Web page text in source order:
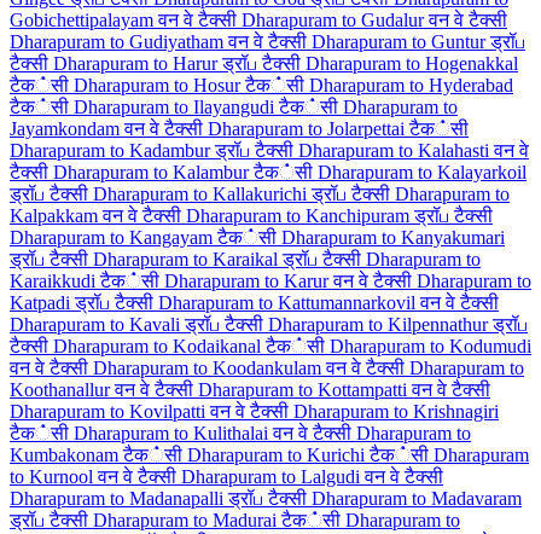
Gobichettipalayam वन वे टैक्सी Dharapuram to Gudalur वन वे टैक्सी
Dharapuram to Gudiyatham वन वे टैक्सी Dharapuram to Guntur ड्रॉப
टैक्सी Dharapuram to Harur ड्रॉப टैक्सी Dharapuram to Hogenakkal
टैक்सी Dharapuram to Hosur टैक்सी Dharapuram to Hyderabad
टैक்सी Dharapuram to Ilayangudi टैक்सी Dharapuram to
Jayamkondam वन वे टैक्सी Dharapuram to Jolarpettai टैक்सी
Dharapuram to Kadambur ड्रॉப टैक्सी Dharapuram to Kalahasti वन वे
टैक्सी Dharapuram to Kalambur टैक்सी Dharapuram to Kalayarkoil
ड्रॉப टैक्सी Dharapuram to Kallakurichi ड्रॉப टैक्सी Dharapuram to
Kalpakkam वन वे टैक्सी Dharapuram to Kanchipuram ड्रॉப टैक्सी
Dharapuram to Kangayam टैक்सी Dharapuram to Kanyakumari
ड्रॉப टैक्सी Dharapuram to Karaikal ड्रॉப टैक्सी Dharapuram to
Karaikkudi टैक்सी Dharapuram to Karur वन वे टैक्सी Dharapuram to
Katpadi ड्रॉப टैक्सी Dharapuram to Kattumannarkovil वन वे टैक्सी
Dharapuram to Kavali ड्रॉப टैक्सी Dharapuram to Kilpennathur ड्रॉப
टैक्सी Dharapuram to Kodaikanal टैक்सी Dharapuram to Kodumudi
वन वे टैक्सी Dharapuram to Koodankulam वन वे टैक्सी Dharapuram to
Koothanallur वन वे टैक्सी Dharapuram to Kottampatti वन वे टैक्सी
Dharapuram to Kovilpatti वन वे टैक्सी Dharapuram to Krishnagiri
टैक்सी Dharapuram to Kulithalai वन वे टैक्सी Dharapuram to
Kumbakonam टैक்सी Dharapuram to Kurichi टैक்सी Dharapuram
to Kurnool वन वे टैक्सी Dharapuram to Lalgudi वन वे टैक्सी
Dharapuram to Madanapalli ड्रॉப टैक्सी Dharapuram to Madavaram
ड्रॉப टैक्सी Dharapuram to Madurai टैक்सी Dharapuram to